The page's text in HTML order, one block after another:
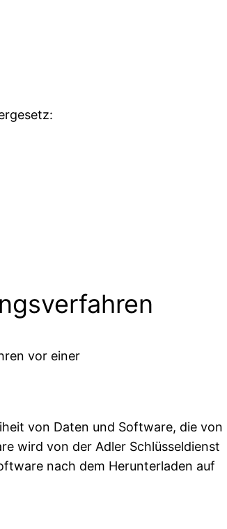
vor einer
von Daten und Software, die von
wird von der Adler Schlüsseldienst
nach dem Herunterladen auf